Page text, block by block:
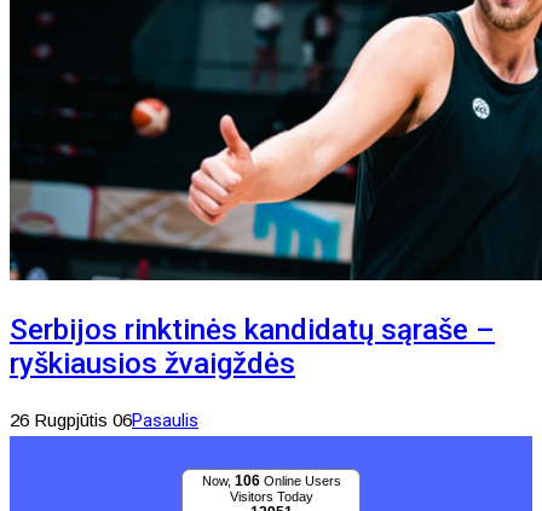
Serbijos rinktinės kandidatų sąraše –
ryškiausios žvaigždės
26 Rugpjūtis 06Pasaulis
Now, 106Online Users
Visitors Today